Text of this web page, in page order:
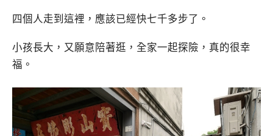
四個人走到這裡，應該已經快七千多步了。
小孩長大，又願意陪著逛，全家一起探險，真的很幸
福。